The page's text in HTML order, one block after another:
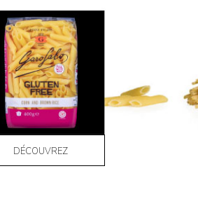
DÉCOUVREZ